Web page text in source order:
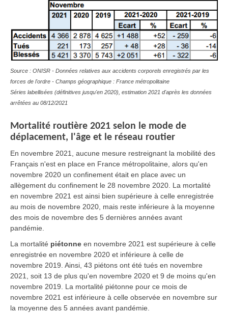
Source : ONISR - Données relatives aux accidents corporels enregistrés par les
forces de l'ordre - Champs géographique : France métropolitaine
Séries labellisées (définitives jusqu'en 2020), estimation 2021 d'après les données
arrêtées au 08/12/2021
Mortalité routière 2021 selon le mode de
déplacement, l'âge et le réseau routier
En novembre 2021, aucune mesure restreignant la mobilité des
Français n'est en place en France métropolitaine, alors qu'en
novembre 2020 un confinement était en place avec un
allègement du confinement le 28 novembre 2020. La mortalité
en novembre 2021 est ainsi bien supérieure à celle enregistrée
au mois de novembre 2020, mais reste inférieure à la moyenne
des mois de novembre des 5 dernières années avant
pandémie.
La mortalité piétonne en novembre 2021 est supérieure à celle
enregistrée en novembre 2020 et inférieure à celle de
novembre 2019. Ainsi, 43 piétons ont été tués en novembre
2021, soit 13 de plus qu'en novembre 2020 et 9 de moins qu'en
novembre 2019. La mortalité piétonne pour ce mois de
novembre 2021 est inférieure à celle observée en novembre sur
la moyenne des 5 années avant pandémie.